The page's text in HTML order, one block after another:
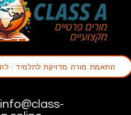
info@class-
התאמת מורה מדויקת לתלמיד -